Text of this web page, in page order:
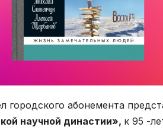
городского абонемента
научной династии», к 95 -